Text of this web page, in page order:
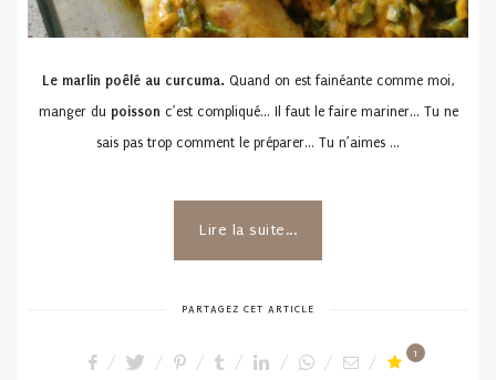
Le marlin poêlé au curcuma. Quand on est fainéante comme moi,
manger du poisson c’est compliqué… Il faut le faire mariner… Tu ne
sais pas trop comment le préparer… Tu n’aimes …
Lire la suite...
PARTAGEZ CET ARTICLE
1